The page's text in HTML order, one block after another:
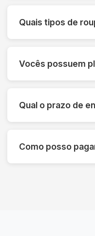
a lavagem,
para você.
Quais tipos de
festa, ternos e
lavamos edredons,
Vocês possuem
necessidades, com
Entre em contato
Qual o prazo de
Oferecemos
express.
Como posso